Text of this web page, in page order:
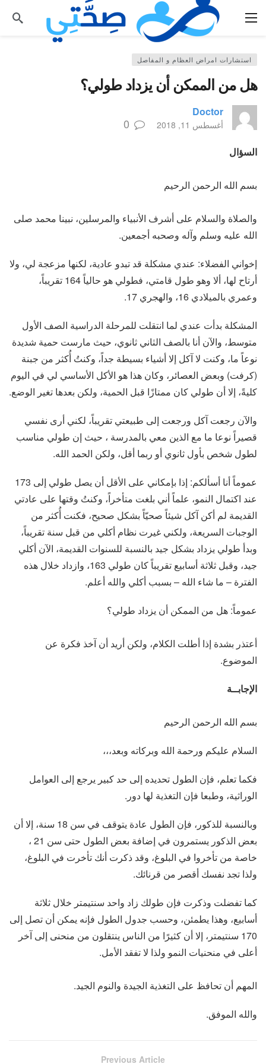
استشارات امراض العظام و المفاصل
هل من الممكن أن يزداد طولي؟
Doctor
أغسطس 11, 2018 0
السؤال
بسم الله الرحمن الرحيم
والصلاة والسلام على أشرف الأنبياء والمرسلين، نبينا محمد صلى
الله عليه وسلم وآله وصحبه أجمعين.
إخواني الفضلاء: عندي مشكلة قد تبدو عادية، لكنها مزعجة لي، ولا
أرتاح لها، ألا وهو طول قامتي، فطولي هو حالياً 164 تقريباً،
وعمري بالميلادي 16، والهجري 17.
المشكلة بدأت عندي لما انتقلت للمرحلة الدراسية الصف الأول
متوسط، والآن أنا بالصف الثاني ثانوي، حيث مارست حمية شديدة
نوعاً ما، وكنت لا آكل إلا أشياء بسيطة جداً، وكنتُ أُكثر من جبنة
(كرفت) وبعض العصائر، وكان هذا هو الأكل الأساسي لي في اليوم
كليةً، إلا أن طولي كان ممتازًا قبل الحمية، ولكن بعدها تغير الوضع.
والآن رجعت آكل ورجعت إلى طبيعتي تقريباً، لكني أرى نفسي
قصيراً نوعا ما مع الذين معي بالمدرسة ، حيث إن طولي مناسب
لطول شخص بأول ثانوي أو ربما أقل، ولكن الحمد الله.
عموماً أنا أسألكم: إذا بإمكاني على الأقل أن يصل طولي إلى 173
عند اكتمال النمو، علماً أني بلغت متأخراً، وكنتُ وقتها على عادتي
القديمة لم أكن آكل شيئاً صحيّاً بشكل صحيح، فكنت أُكثر من
الوجبات السريعة، ولكني غيرت نظام أكلي من قبل سنة تقريباً،
وبدأ طولي يزداد بشكل جيد بالنسبة للسنوات القديمة، الآن أكلي
جيد، وقبل ثلاثة أسابيع تقريباً كان طولي 163، وازداد خلال هذه
الفترة – ما شاء الله – بسبب أكلي والله أعلم.
عموماً: هل من الممكن أن يزداد طولي؟
أعتذر بشدة إذا أطلت الكلام، ولكن أريد أن آخذ فكرة عن
الموضوع.
الإجابــة
بسم الله الرحمن الرحيم
السلام عليكم ورحمة الله وبركاته وبعد،،،
فكما تعلم، فإن الطول تحديده إلى حد كبير يرجع إلى العوامل
الوراثية، وطبعا فإن التغذية لها دور.
وبالنسبة للذكور، فإن الطول عادة يتوقف في سن 18 سنة، إلا أن
بعض الذكور يستمرون في إضافة بعض الطول حتى سن 21 ،
خاصة من تأخروا في البلوغ، وقد ذكرت أنك تأخرت في البلوغ،
ولذا تجد نفسك أقصر من قرنائك.
كما تفضلت وذكرت فإن طولك زاد واحد سنتيمتر خلال ثلاثة
أسابيع، وهذا يطمئن، وحسب جدول الطول فإنه يمكن أن تصل إلى
170 سنتيمتر، إلا أن كثيرًا من الناس ينتقلون من منحنى إلى آخر
أعلى في منحنيات النمو ولذا لا تفقد الأمل.
المهم أن تحافظ على التغذية الجيدة والنوم الجيد.
والله الموفق.
Previous Article